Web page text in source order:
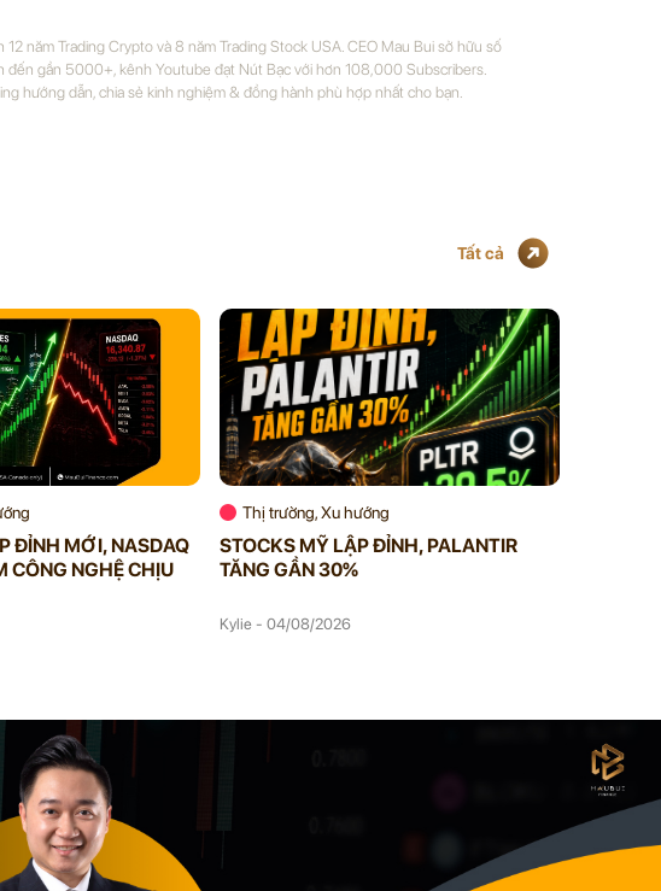
12 năm Trading Crypto và 8 năm Trading Stock USA. CEO Mau Bui sở hữu số
đến gần 5000+, kênh Youtube đạt Nút Bạc với hơn 108,000 Subscribers.
hướng dẫn, chia sẻ kinh nghiệm & đồng hành phù hợp nhất cho bạn.
Tất cả
ĐỈNH MỚI, NASDAQ
CÔNG NGHỆ CHỊU
Thị trường, Xu hướng
STOCKS MỸ LẬP ĐỈNH, PALANTIR
TĂNG GẦN 30%
Kylie - 04/08/2026